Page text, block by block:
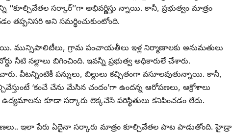
‘‘కూల్చివేతల సర్కార్‌’’‌గా అభివర్ణిస్తు న్నాయి. కానీ, ప్రభుత్వం మాత్రం
తప్పనిసరి అని సమర్థించుకుంటోంది.
మున్సిపాలిటీలు, గ్రామ పంచాయతీలు ఇళ్ల నిర్మాణాలకు అనుమతులు
నీటి నల్లాలు బిగించింది. ఇవన్నీ ప్రభుత్వ అధికారులే చేశారు.
వీటన్నింటికీ పన్నులు, బిల్లులు కచ్చితంగా వసూలవుతున్నాయి. కానీ,
‘కంచే చేను మేసిన చందం’గా ఉందన్న ఆరోపణలు, ఆక్రోశాలు
కూడా సర్కారు లెక్కచేసే పరిస్థితులు కనిపించడం లేదు.
ఇలా పేరు ఏదైనా సర్కారు మాత్రం కూల్చివేతల పాట పాడుతోంది. హైడ్రా